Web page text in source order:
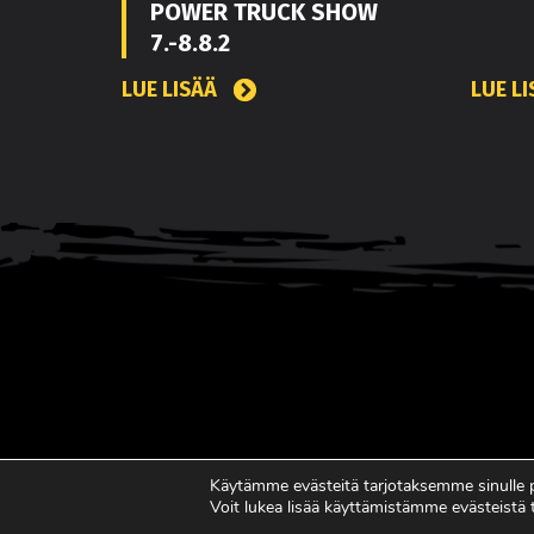
POWER TRUCK SHOW
7.-8.8.2
LUE LISÄÄ LUE
Käytämme evästeitä tarjotaksemme
Voit lukea lisää käyttämistämme